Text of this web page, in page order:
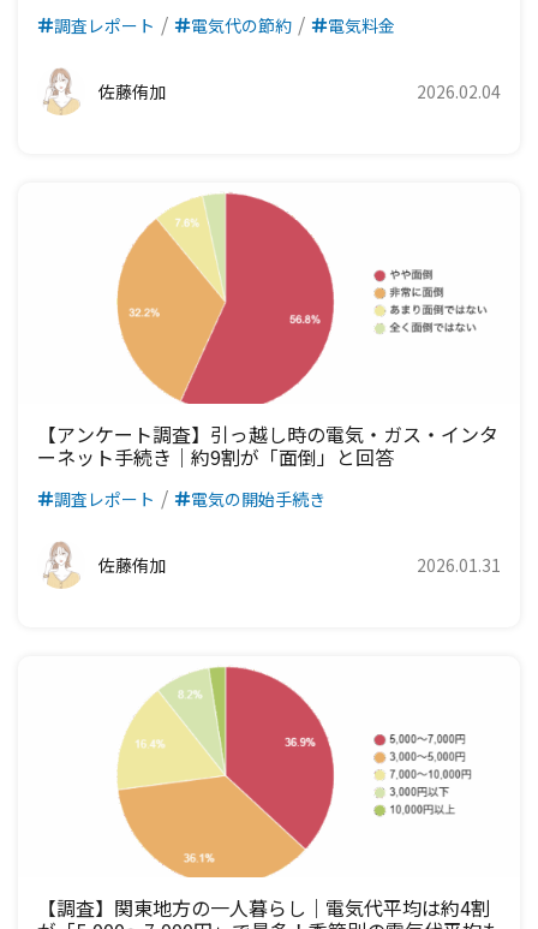
調査レポート 電気代の節約 電気料金
佐藤侑加 2026.02.04
【アンケート調査】引っ越し時の電気・ガス・インタ
ーネット手続き｜約9割が「面倒」と回答
調査レポート 電気の開始手続き
佐藤侑加 2026.01.31
【調査】関東地方の一人暮らし｜電気代平均は約4割